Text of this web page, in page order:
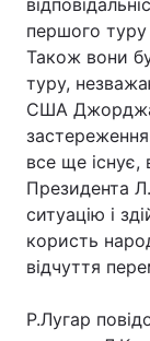
Лонгріди
Відео з
Інтерв'ю
Архів
Контакти
Послуги
першого
Також вони
туру,
США
все ще існує,
Президента
ситуацію і
користь
відчуття
Р.Лугар